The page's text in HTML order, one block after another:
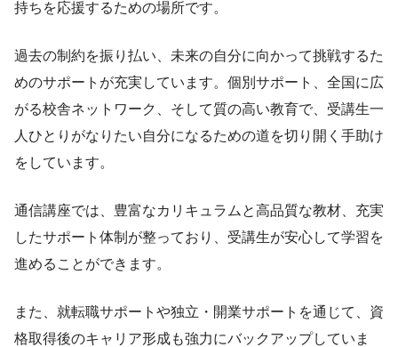
持ちを応援するための場所です。
過去の制約を振り払い、未来の自分に向かって挑戦するた
めのサポートが充実しています。個別サポート、全国に広
がる校舎ネットワーク、そして質の高い教育で、受講生一
人ひとりがなりたい自分になるための道を切り開く手助け
をしています。
通信講座では、豊富なカリキュラムと高品質な教材、充実
したサポート体制が整っており、受講生が安心して学習を
進めることができます。
また、就転職サポートや独立・開業サポートを通じて、資
格取得後のキャリア形成も強力にバックアップしていま